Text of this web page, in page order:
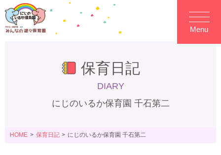
Menu
保育日記
DIARY
にじのいるか保育園 千石第二
HOME 保育日記 にじのいるか保育園 千石第二